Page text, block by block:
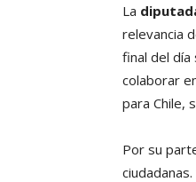
La
relevancia
final del día
colaborar
para Chile,
Por su